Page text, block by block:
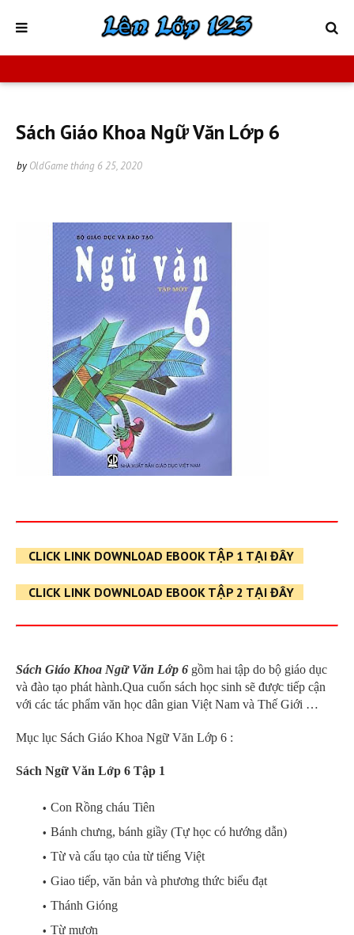
Sách Giáo Khoa Ngữ Văn Lớp 6
by OldGame tháng 6 25, 2020
CLICK LINK DOWNLOAD EBOOK TẬP 1 TẠI ĐÂY
CLICK LINK DOWNLOAD EBOOK TẬP 2 TẠI ĐÂY
Sách Giáo Khoa Ngữ Văn Lớp 6 gồm hai tập do bộ giáo dục
và đào tạo phát hành.Qua cuốn sách học sinh sẽ được tiếp cận
với các tác phẩm văn học dân gian Việt Nam và Thế Giới …
Mục lục Sách Giáo Khoa Ngữ Văn Lớp 6 :
Sách Ngữ Văn Lớp 6 Tập 1
Con Rồng cháu Tiên
Bánh chưng, bánh giầy (Tự học có hướng dẫn)
Từ và cấu tạo của từ tiếng Việt
Giao tiếp, văn bản và phương thức biểu đạt
Thánh Gióng
Từ mượn